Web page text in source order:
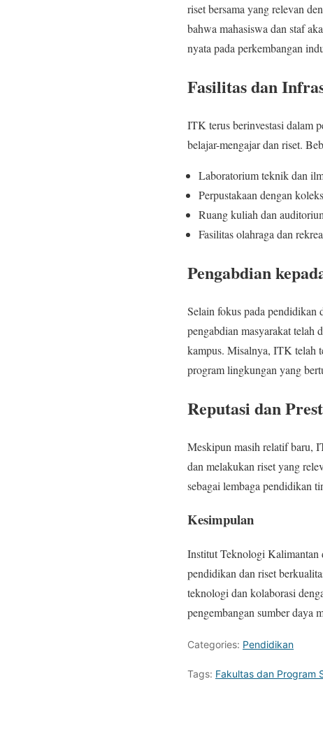
riset bersama yang relevan
bahwa mahasiswa dan staf
nyata pada perkembangan
Fasilitas dan
ITK terus berinvestasi dalam
belajar-mengajar dan riset.
Laboratorium teknik dan
Perpustakaan dengan
Ruang kuliah dan
Fasilitas olahraga dan
Pengabdian
Selain fokus pada pendidikan
pengabdian masyarakat telah
kampus. Misalnya, ITK telah
program lingkungan yang
Reputasi dan
Meskipun masih relatif baru,
dan melakukan riset yang
sebagai lembaga pendidikan
Kesimpulan
Institut Teknologi Kalimantan
pendidikan dan riset
teknologi dan kolaborasi
pengembangan sumber daya
Categories: Pendidikan
Tags: Fakultas dan Program